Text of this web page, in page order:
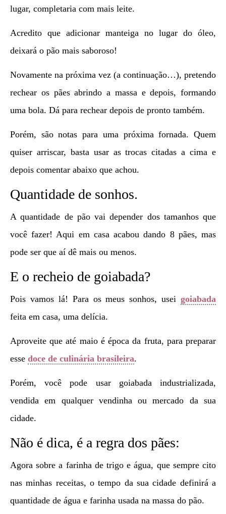
lugar, completaria com mais leite.
Acredito que adicionar manteiga no lugar do óleo,
deixará o pão mais saboroso!
Novamente na próxima vez (a continuação…), pretendo
rechear os pães abrindo a massa e depois, formando
uma bola. Dá para rechear depois de pronto também.
Porém, são notas para uma próxima fornada. Quem
quiser arriscar, basta usar as trocas citadas a cima e
depois comentar abaixo que achou.
Quantidade de sonhos.
A quantidade de pão vai depender dos tamanhos que
você fazer! Aqui em casa acabou dando 8 pães, mas
pode ser que aí dê mais ou menos.
E o recheio de goiabada?
Pois vamos lá! Para os meus sonhos, usei goiabada
feita em casa, uma delícia.
Aproveite que até maio é época da fruta, para preparar
esse doce de culinária brasileira.
Porém, você pode usar goiabada industrializada,
vendida em qualquer vendinha ou mercado da sua
cidade.
Não é dica, é a regra dos pães:
Agora sobre a farinha de trigo e água, que sempre cito
nas minhas receitas, o tempo da sua cidade definirá a
quantidade de água e farinha usada na massa do pão.